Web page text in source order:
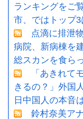
ランキングをご
市、ではトップ3
点滴に排泄
病院、新病棟を
総スカンを食ら
「あきれて
きるの？」外国
日中国人の本音
鈴村奈美ア